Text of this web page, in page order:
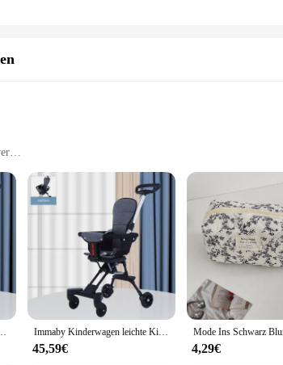
Outings
for busy parents. Its lightweight yet robust
design not only looks stylish but also offers a
will make your journey a breeze.
the reise baby leichte Kinderwagen does not
construction and high-quality materials ensure that
essentials within reach while on the go.
Babys reisen Kinderwagen leichter Kinderwagen Allrad wagen Immaby Kinderwagen leichte Kinderwagen tragbare Wagen Zwei-Wege-Sitze Reise Kinderwagen klappbare Kinderwagen
45,59€ 4,29€